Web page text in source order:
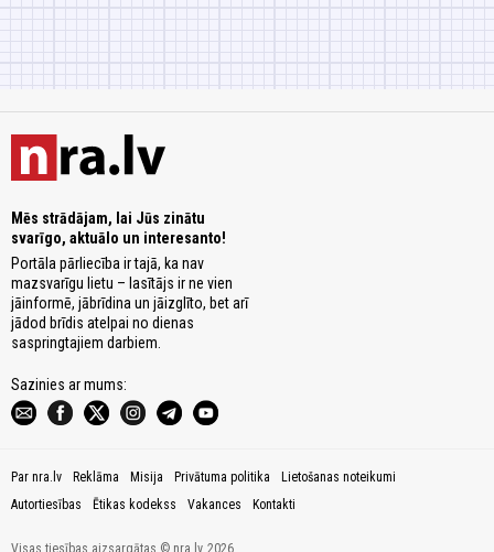
Mēs strādājam, lai Jūs zinātu
svarīgo, aktuālo un interesanto!
Portāla pārliecība ir tajā, ka nav
mazsvarīgu lietu – lasītājs ir ne vien
jāinformē, jābrīdina un jāizglīto, bet arī
jādod brīdis atelpai no dienas
saspringtajiem darbiem.
Sazinies ar mums:
Par nra.lv Reklāma Misija Privātuma politika
Lietošanas noteikumi
Autortiesības
Ētikas kodekss Vakances Kontakti
Visas tiesības aizsargātas © nra.lv, 2026